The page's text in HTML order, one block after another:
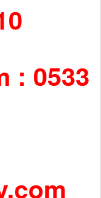
: 0533